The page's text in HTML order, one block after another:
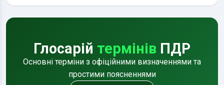
Глосарій термінів ПДР
Основні терміни з офіційними визначеннями та
простими поясненнями